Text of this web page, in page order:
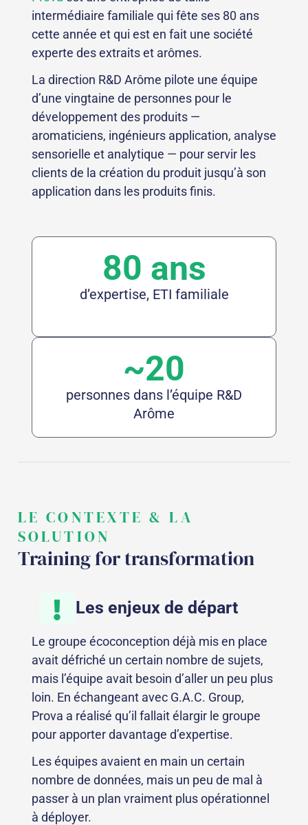
intermédiaire familiale qui fête ses 80 ans
cette année et qui est en fait une société
experte des extraits et arômes.
La direction R&D Arôme pilote une équipe
d’une vingtaine de personnes pour le
développement des produits —
aromaticiens, ingénieurs application, analyse
sensorielle et analytique — pour servir les
clients de la création du produit jusqu’à son
application dans les produits finis.
80 ans
d’expertise, ETI familiale
~20
personnes dans l’équipe R&D
Arôme
LE CONTEXTE & LA
SOLUTION
Training for transformation
Les enjeux de départ
Le groupe écoconception déjà mis en place
avait défriché un certain nombre de sujets,
mais l’équipe avait besoin d’aller un peu plus
loin. En échangeant avec G.A.C. Group,
Prova a réalisé qu’il fallait élargir le groupe
pour apporter davantage d’expertise.
Les équipes avaient en main un certain
nombre de données, mais un peu de mal à
passer à un plan vraiment plus opérationnel
à déployer.